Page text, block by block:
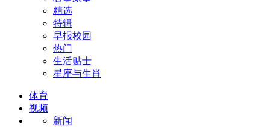
精选
特辑
早报校园
热门
生活贴士
星座与生肖
体育
视频
新闻